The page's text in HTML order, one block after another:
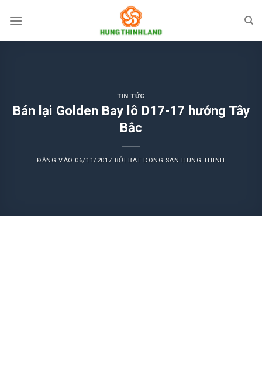
qua
TIN TỨC
Bán lại Golden Bay lô D17-17 hướng Tây
Bắc
ĐĂNG VÀO 06/11/2017 BỞI BAT DONG SAN HUNG THINH